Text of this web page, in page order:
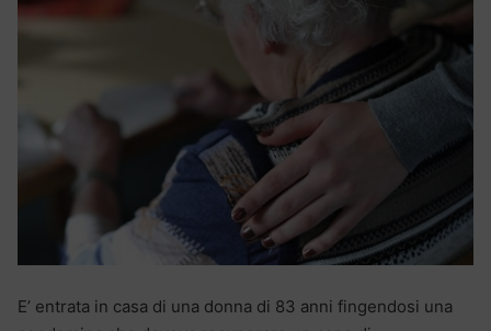
E’ entrata in casa di una donna di 83 anni fingendosi una